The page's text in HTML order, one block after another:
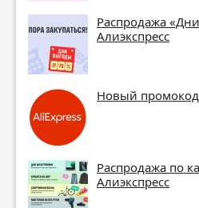
Распродажа
Алиэкспресс
Новый промокод
Распродажа по
Алиэкспресс